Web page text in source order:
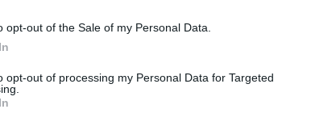
opt-out of the Sale of my Personal Data.
opt-out of processing my Personal Data for Targeted
Animazione Leggerissima (0.08 Mb)
4 Febbraio alle ore 21:39
Mosayco :